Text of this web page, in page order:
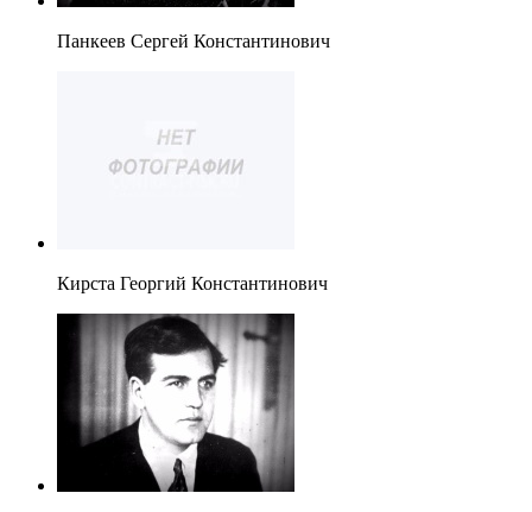
Панкеев Сергей Константинович
Кирста Георгий Константинович